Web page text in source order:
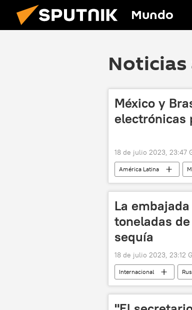
Mundo
Noticias
México y
electrónicas
18 de julio 2023, 23:47
América Latina
La
toneladas
sequía
18 de julio 2023, 23:12
Internacional